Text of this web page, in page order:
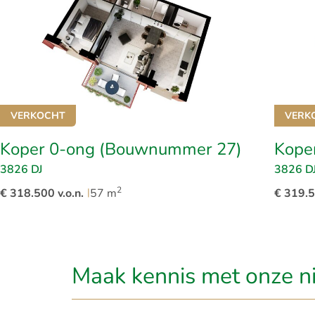
De eerste
Aan beide
maar liefst
het type
deze
waardoor
voorgevel
oevers, terwijl
Op de
Lood, die
scherm,
VERKOCHT
Koper 0-ong (Bouwnummer 27)
3826 DJ
€ 318.500 v.o.n. |57 m2
3826
€
Maak kennis met onze